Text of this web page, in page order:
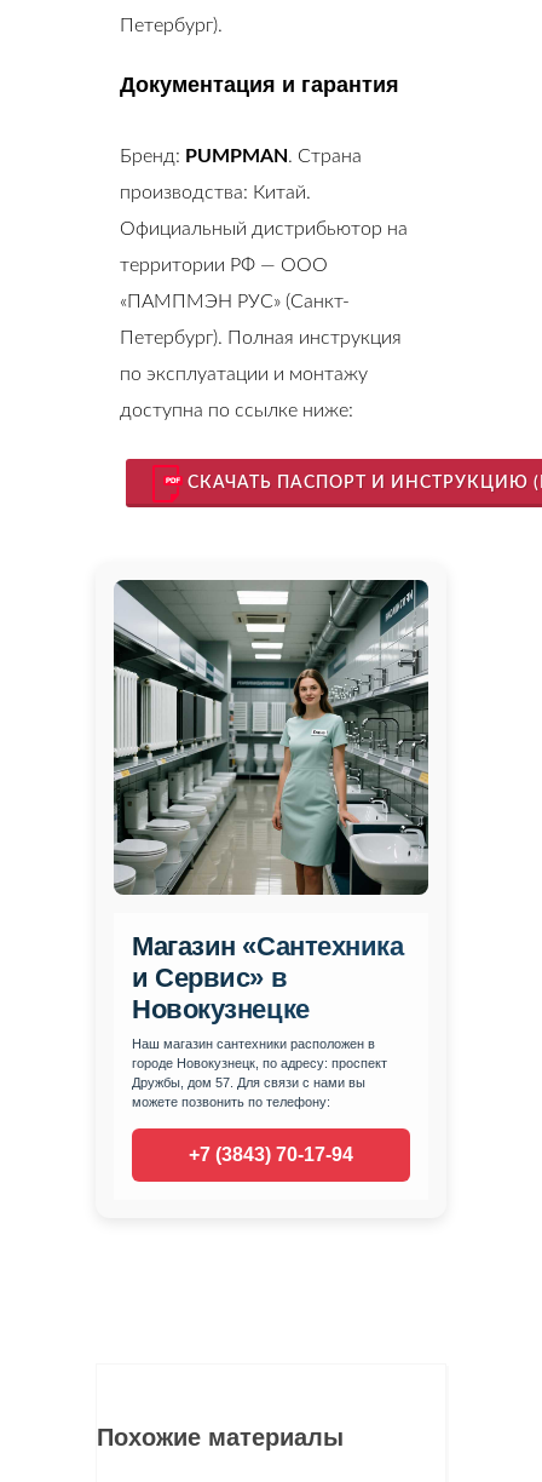
Петербург).
Документация и гарантия
Бренд: PUMPMAN. Страна
производства: Китай.
Официальный дистрибьютор на
территории РФ — ООО
«ПАМПМЭН РУС» (Санкт-
Петербург). Полная инструкция
по эксплуатации и монтажу
доступна по ссылке ниже:
СКАЧАТЬ ПАСПОРТ И ИНСТРУКЦИЮ
Магазин «Сантехника
и Сервис» в
Новокузнецке
Наш магазин сантехники расположен в
городе Новокузнецк, по адресу: проспект
Дружбы, дом 57. Для связи с нами вы
можете позвонить по телефону:
+7 (3843) 70-17-94
Похожие материалы